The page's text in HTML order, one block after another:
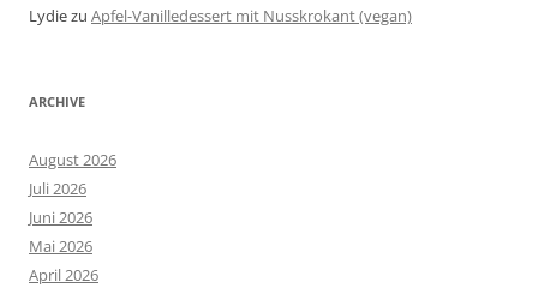
Lydiezu Apfel-Vanilledessert mit Nusskrokant (vegan)
ARCHIVE
August 2026
Juli 2026
Juni 2026
Mai 2026
April 2026